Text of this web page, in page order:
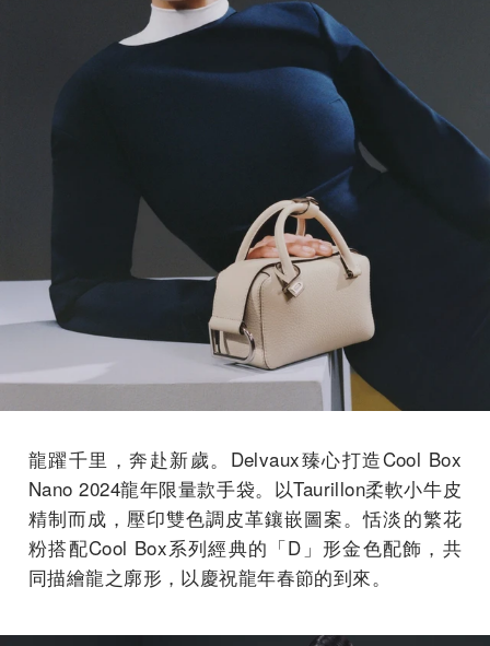
龍躍千里，奔赴新歲。Delvaux臻心打造Cool Box
Nano 2024龍年限量款手袋。以Taurillon柔軟小牛皮
精制而成，壓印雙色調皮革鑲嵌圖案。恬淡的繁花
粉搭配Cool Box系列經典的「D」形金色配飾，共
同描繪龍之廓形，以慶祝龍年春節的到來。